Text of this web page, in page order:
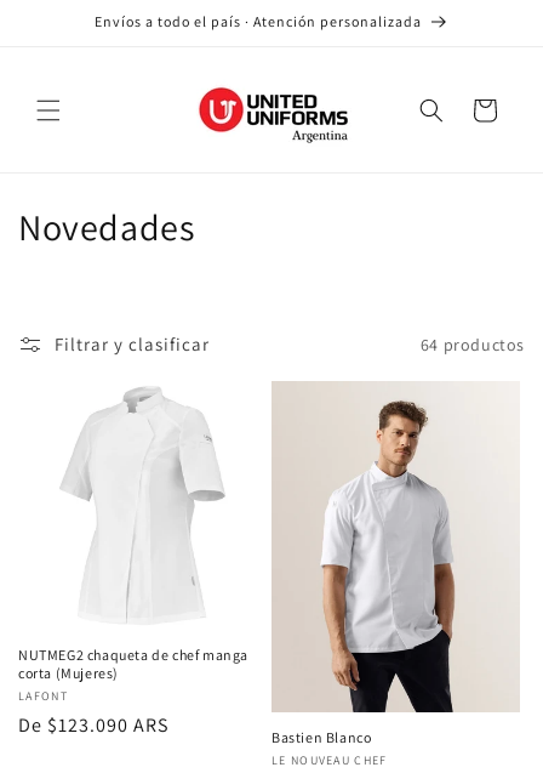
saltar alEnvíos a todo el país · Atención personalizada
Carro
R
o
i
ó
n
Novedades
Filtrar y clasificar 64 productos
NUTMEG2 chaqueta de chef manga
corta (Mujeres)
Proveedor:
LAFONT
Precio
De $123.090 ARS Bastien Blanco
Proveedor:
LE NOUVEAU CHEF